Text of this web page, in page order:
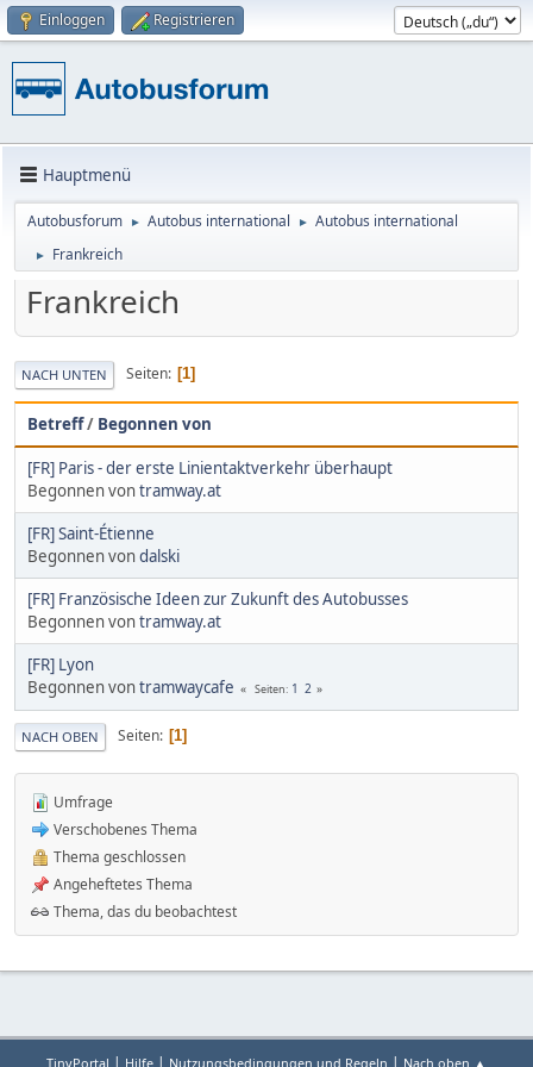
Einloggen Registrieren
Hauptmenü
Autobusforum ► Autobus international ► Autobus international
► Frankreich
Frankreich
NACH UNTEN Seiten 1
Betreff/ Begonnen von
[FR] Paris - der erste Linientaktverkehr überhaupt
Begonnen vontramway.at
[FR] Saint-Étienne
Begonnen vondalski
[FR] Französische Ideen zur Zukunft des Autobusses
Begonnen vontramway.at
[FR] Lyon
Begonnen vontramwaycafe Seiten 1 2
NACH OBEN Seiten 1
Umfrage
Verschobenes Thema
Thema geschlossen
Angeheftetes Thema
Thema, das du beobachtest
TinyPortal | Hilfe | Nutzungsbedingungen und Regeln | Nach oben ▲